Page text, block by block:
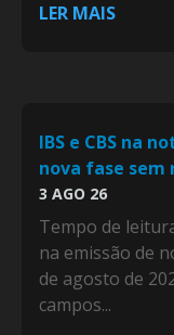
LER MAIS
IBS e CBS na
nova fase
3 AGO 26
Tempo de
na emissão de
de agosto de
campos...